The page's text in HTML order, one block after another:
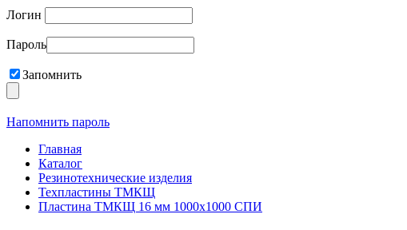
Логин
Пароль
Запомнить
Напомнить пароль
Главная
Каталог
Резинотехнические изделия
Техпластины ТМКЩ
Пластина ТМКЩ 16 мм 1000х1000 СПИ